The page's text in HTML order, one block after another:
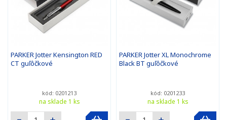
PARKER Jotter Kensington RED
CT guľôčkové
kód: 0201213
na sklade 1 ks
PARKER Jotter XL Monochrome
Black BT guľôčkové
kód: 0201233
na sklade 1 ks